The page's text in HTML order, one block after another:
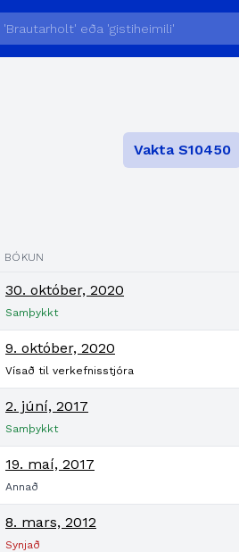
Vakta S10450
BÓKUN
30. október, 2020
Samþykkt
9. október, 2020
Vísað til verkefnisstjóra
2. júní, 2017
Samþykkt
19. maí, 2017
Annað
8. mars, 2012
Synjað